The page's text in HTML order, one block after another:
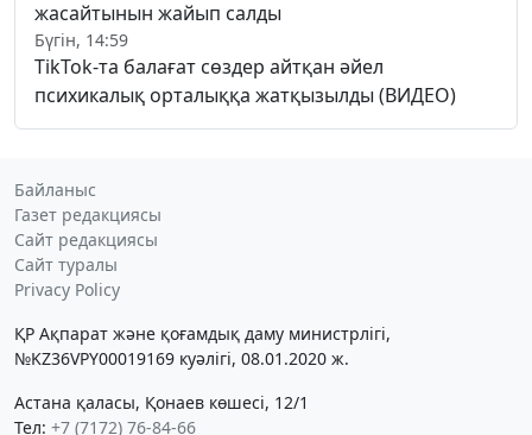
жасайтынын жайып салды
Бүгін, 14:59
TikTok-та балағат сөздер айтқан әйел
психикалық орталыққа жатқызылды (ВИДЕО)
Байланыс
Газет редакциясы
Сайт редакциясы
Сайт туралы
Privacy Policy
ҚР Ақпарат және қоғамдық даму министрлігі,
№KZ36VPY00019169 куәлігі, 08.01.2020 ж.
Астана қаласы, Қонаев көшесі, 12/1
Тел: +7 (7172) 76-84-66